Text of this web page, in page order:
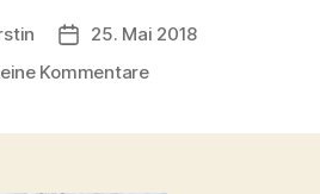
Beitragsdatum
25. Mai 2018
Kommentarezu